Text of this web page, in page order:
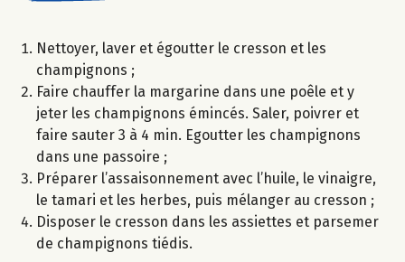
Nettoyer, laver et égoutter le cresson et les
champignons ;
Faire chauffer la margarine dans une poêle et y
jeter les champignons émincés. Saler, poivrer et
faire sauter 3 à 4 min. Egoutter les champignons
dans une passoire ;
Préparer l’assaisonnement avec l’huile, le vinaigre,
le tamari et les herbes, puis mélanger au cresson ;
Disposer le cresson dans les assiettes et parsemer
de champignons tiédis.